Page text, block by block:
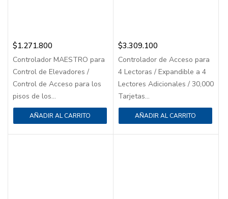
$1.271.800
Controlador MAESTRO para
Control de Elevadores /
Control de Acceso para los
pisos de los...
AÑADIR AL CARRITO
$3.309.100
Controlador de Acceso para
4 Lectoras / Expandible a 4
Lectores Adicionales / 30,000
Tarjetas...
AÑADIR AL CARRITO